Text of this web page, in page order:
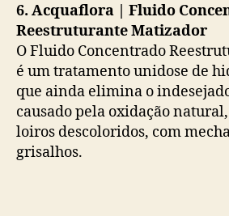
6. Acquaflora | Fluido
Reestruturante Matizador
O Fluido Concentrado
é um tratamento unidose de
que ainda elimina o
causado pela oxidação
loiros descoloridos, com
grisalhos.